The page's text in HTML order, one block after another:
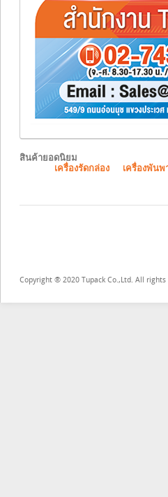
สินค้ายอดนิยม
เครื่องรัดกล่อง
เครื่องพันพ
Copyright ® 2020 Tupack Co.,Ltd. All rights